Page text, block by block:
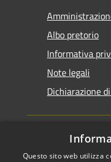
Albo pretorio
Informativa
Note legali
Dichiarazione
Questo sito web utilizza